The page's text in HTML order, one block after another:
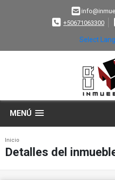
+50671063300
Select
MENÚ
Inicio
Detalles del